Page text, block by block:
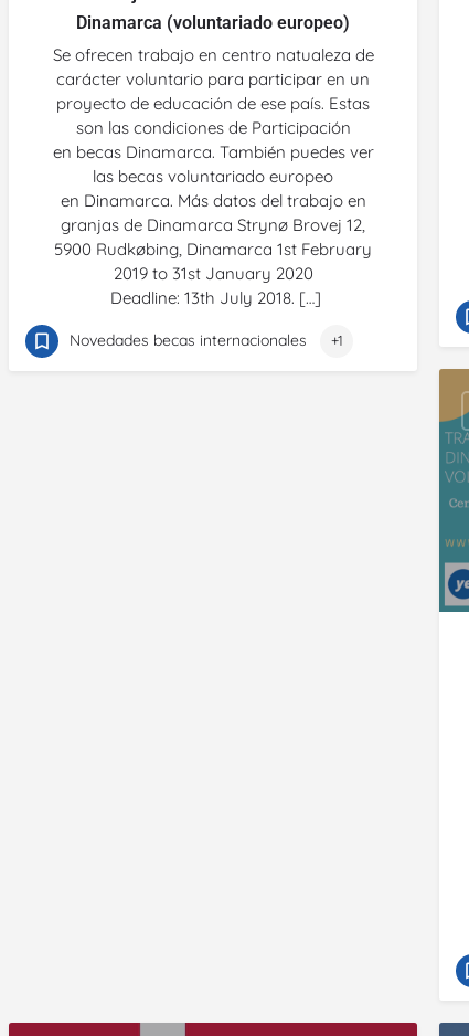
Dinamarca (voluntariado europeo)
Se ofrecen trabajo en centro natualeza de
carácter voluntario para participar en un
proyecto de educación de ese país. Estas
son las condiciones de Participación
en becas Dinamarca. También puedes ver
las becas voluntariado europeo
en Dinamarca. Más datos del trabajo en
granjas de Dinamarca Strynø Brovej 12,
5900 Rudkøbing, Dinamarca 1st February
2019 to 31st January 2020
Deadline: 13th July 2018. […]
Novedades becas internacionales +1